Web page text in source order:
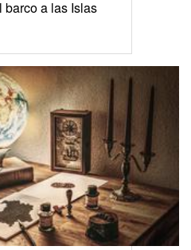
barco a las Islas